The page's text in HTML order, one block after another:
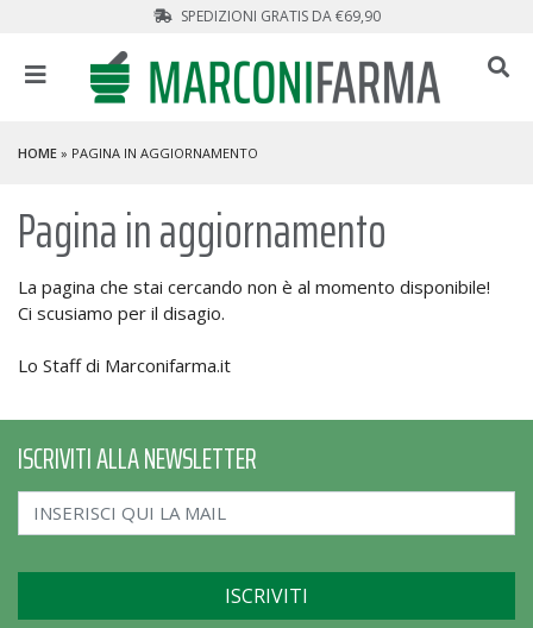
SPEDIZIONI GRATIS DA €69,90
HOME » PAGINA IN AGGIORNAMENTO
Pagina in aggiornamento
La pagina che stai cercando non è al momento disponibile!
Ci scusiamo per il disagio.
Lo Staff di Marconifarma.it
ISCRIVITI ALLA NEWSLETTER